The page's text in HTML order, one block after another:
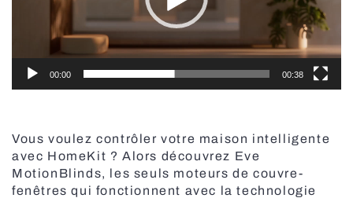
00:00 00:38
Vous voulez contrôler votre maison intelligente
avec HomeKit ? Alors découvrez Eve
MotionBlinds, les seuls moteurs de couvre-
fenêtres qui fonctionnent avec la technologie